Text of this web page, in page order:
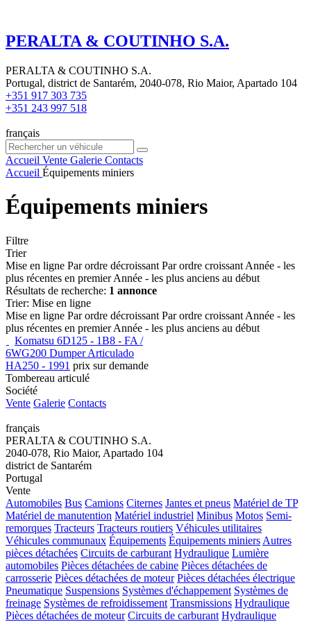
PERALTA & COUTINHO S.A.
PERALTA & COUTINHO S.A.
Portugal, district de Santarém, 2040-078, Rio Maior, Apartado 104
+351 917 303 735
+351 243 997 518
français
Accueil Vente Galerie Contacts
Accueil Équipements miniers
Équipements miniers
Filtre
Trier
Mise en ligne Par ordre décroissant Par ordre croissant Année - les
plus récentes en premier Année - les plus anciens au début
Résultats de recherche: 1 annonce
Trier: Mise en ligne
Mise en ligne Par ordre décroissant Par ordre croissant Année - les
plus récentes en premier Année - les plus anciens au début
Komatsu 6D125 - 1B8 - FA /
6WG200 Dumper Articulado
HA250 - 1991 prix sur demande
Tombereau articulé
Société
Vente Galerie Contacts
français
PERALTA & COUTINHO S.A.
2040-078, Rio Maior, Apartado 104
district de Santarém
Portugal
Vente
Automobiles Bus Camions Citernes Jantes et pneus Matériel de TP
Matériel de manutention Matériel industriel Minibus Motos Semi-
remorques Tracteurs Tracteurs routiers Véhicules utilitaires
Véhicules communaux Équipements Équipements miniers Autres
pièces détachées Circuits de carburant Hydraulique Lumière
automobiles Pièces détachées de cabine Pièces détachées de
carrosserie Pièces détachées de moteur Pièces détachées électrique
Pneumatique Suspensions Systèmes d'échappement Systèmes de
freinage Systèmes de refroidissement Transmissions Hydraulique
Pièces détachées de moteur Circuits de carburant Hydraulique